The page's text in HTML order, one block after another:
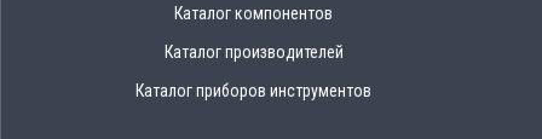
Каталог компонентов
Каталог производителей
Каталог приборов инструментов